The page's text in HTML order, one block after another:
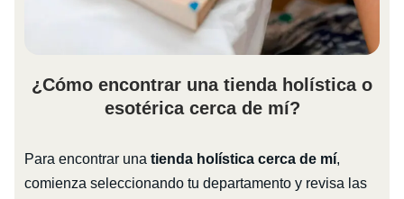
¿Cómo encontrar una tienda holística o
esotérica cerca de mí?
Para encontrar una tienda holística cerca de mí,
comienza seleccionando tu departamento y revisa las